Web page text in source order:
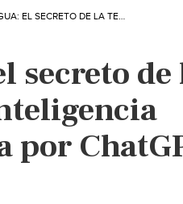
MUNDO-AGUA: EL SECRETO DE LA TECNOLOGÍA DE INTELIGENCIA ARTIFICIAL CREADA POR CHATGPT (UNIVISIÓN)
secreto de
por